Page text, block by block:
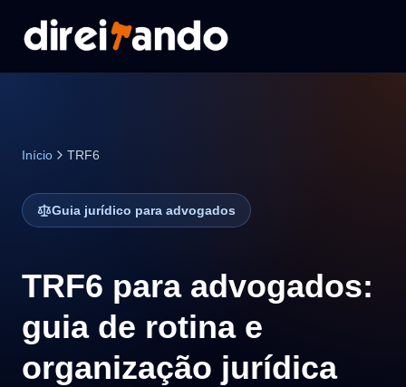
Início TRF6
Guia jurídico para advogados
TRF6 para advogados:
guia de rotina e
organização jurídica